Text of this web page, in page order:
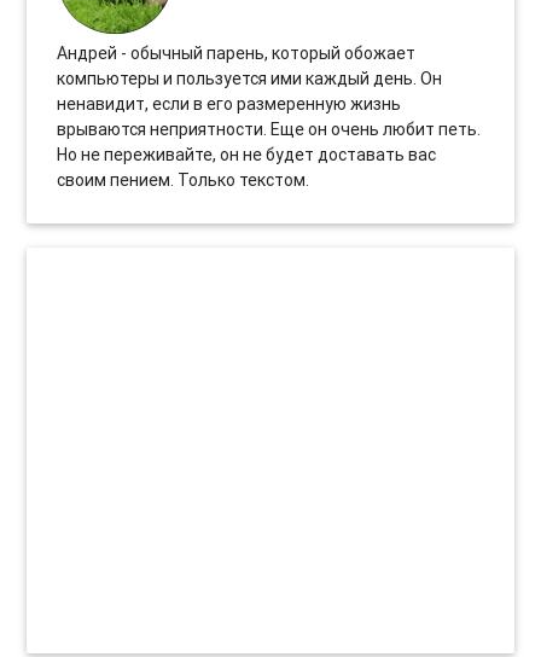
Андрей - обычный парень, который обожает
компьютеры и пользуется ими каждый день. Он
ненавидит, если в его размеренную жизнь
врываются неприятности. Еще он очень любит петь.
Но не переживайте, он не будет доставать вас
своим пением. Только текстом.